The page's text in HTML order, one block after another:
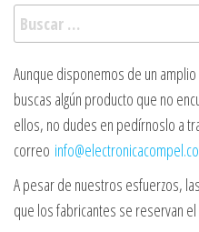
Buscar:
Aunque disponemos de un
buscas algún producto que no
ellos, no dudes en pedírnoslo a
correo
A pesar de nuestros esfuerzos,
que los fabricantes se reservan